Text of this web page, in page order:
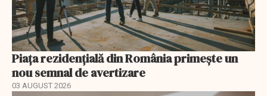
Piața rezidențială din România primește un
nou semnal de avertizare
03 AUGUST 2026